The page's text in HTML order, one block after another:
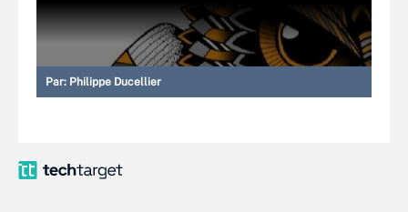
Par: Philippe Ducellier